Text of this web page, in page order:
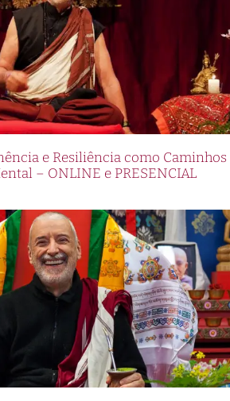
e Resiliência como Caminhos
– ONLINE e PRESENCIAL